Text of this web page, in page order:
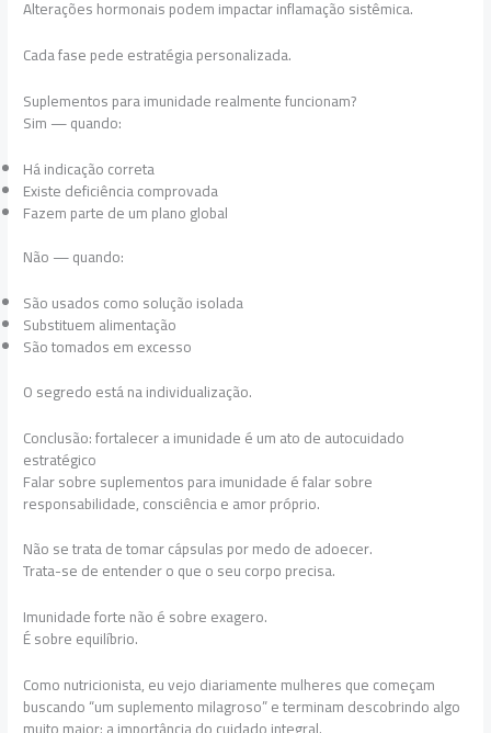
Alterações hormonais podem impactar inflamação sistêmica.
Cada fase pede estratégia personalizada.
Suplementos para imunidade realmente funcionam?
Sim — quando:
Há indicação correta
Existe deficiência comprovada
Fazem parte de um plano global
Não — quando:
São usados como solução isolada
Substituem alimentação
São tomados em excesso
O segredo está na individualização.
Conclusão: fortalecer a imunidade é um ato de autocuidado
estratégico
Falar sobre suplementos para imunidade é falar sobre
responsabilidade, consciência e amor próprio.
Não se trata de tomar cápsulas por medo de adoecer.
Trata-se de entender o que o seu corpo precisa.
Imunidade forte não é sobre exagero.
É sobre equilíbrio.
Como nutricionista, eu vejo diariamente mulheres que começam
buscando “um suplemento milagroso” e terminam descobrindo algo